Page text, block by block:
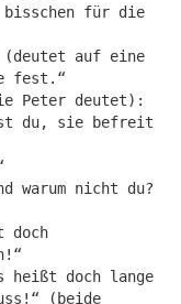
bisschen für die
(deutet auf eine
fest.“
Peter deutet):
du, sie befreit
warum nicht du?
doch
heißt doch lange
(beide